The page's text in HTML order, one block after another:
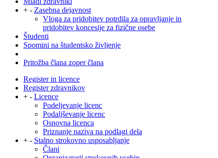
+ - Zasebna dejavnost
Vloga za pridobitev potrdila za opravljanje in
pridobitev koncesije za fizične osebe
Študenti
Spomini na študentsko življenje
Pritožba člana zoper člana
Register in licence
Register zdravnikov
+ - Licence
Podeljevanje licenc
Podaljševanje licenc
Osnovna licenca
Priznanje naziva na podlagi dela
+ - Stalno strokovno usposabljanje
Člani